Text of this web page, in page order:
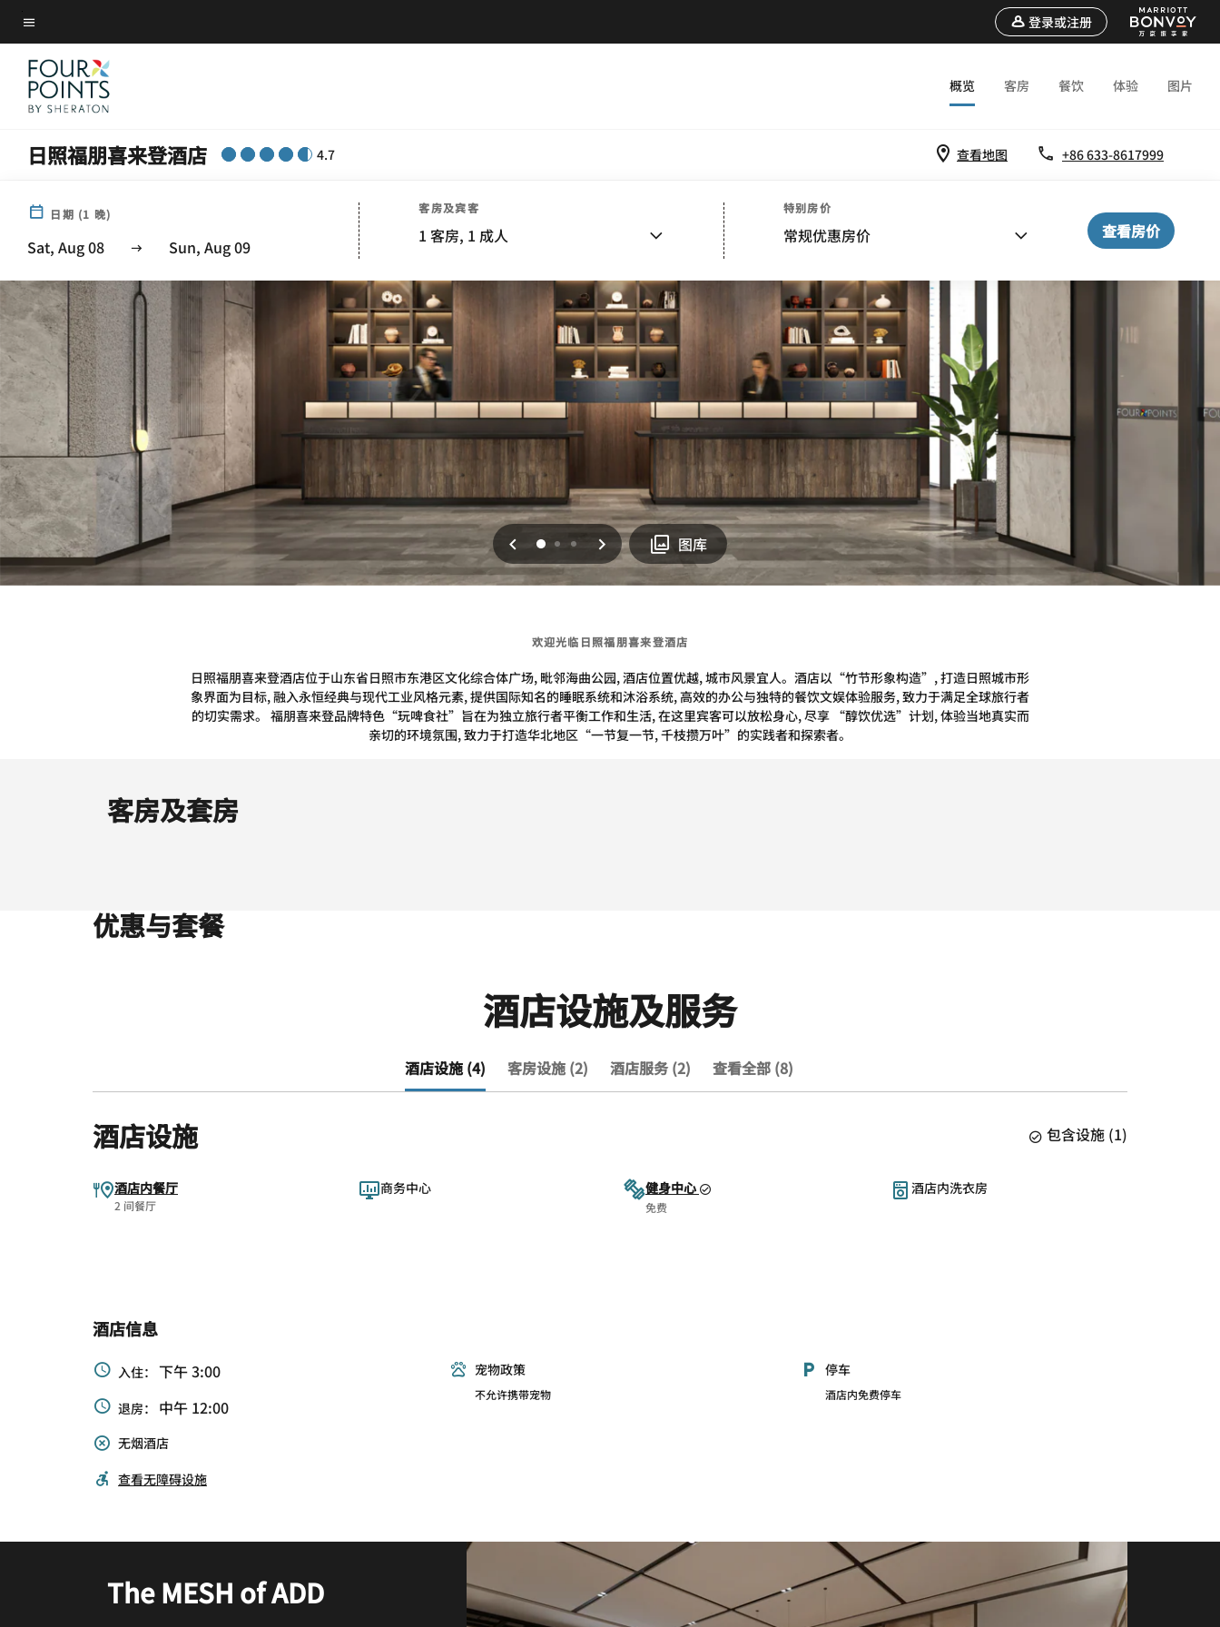
Skip
to
main
content
菜单文本
登录或注册
概览 客房 餐饮 体验 图片
日照福朋喜来登酒店 4.7 查看地图 +86 633-8617999
日期 (1 晚)
Sat, Aug 08 Sun, Aug 09
客房及宾客
1 客房, 1 成人
特别房价
常规优惠房价 查看房价
上一页
0 1 2 下一页 图库
欢迎光临日照福朋喜来登酒店
日照福朋喜来登酒店位于山东省日照市东港区文化综合体广场, 毗邻海曲公园, 酒店位置优越, 城市风景宜人。酒店以“竹节形象构造”, 打造日照城市形
象界面为目标, 融入永恒经典与现代工业风格元素, 提供国际知名的睡眠系统和沐浴系统, 高效的办公与独特的餐饮文娱体验服务, 致力于满足全球旅行者
的切实需求。 福朋喜来登品牌特色“玩啤食社”旨在为独立旅行者平衡工作和生活, 在这里宾客可以放松身心, 尽享 “醇饮优选”计划, 体验当地真实而
亲切的环境氛围, 致力于打造华北地区“一节复一节, 千枝攒万叶”的实践者和探索者。
客房及套房
优惠与套餐
酒店设施及服务
酒店设施 (4) 客房设施 (2) 酒店服务 (2) 查看全部 (8)
酒店设施 包含设施 (1)
酒店内餐厅
2 间餐厅
商务中心 健身中心
免费
酒店内洗衣房
酒店信息
入住： 下午 3:00
退房： 中午 12:00
无烟酒店
查看无障碍设施
宠物政策
不允许携带宠物
停车
酒店内免费停车
The MESH of ADD
The MESH of Lobby